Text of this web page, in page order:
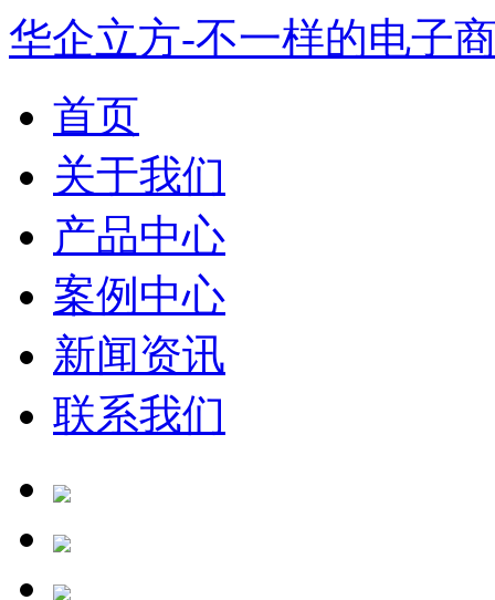
华企立方-不一样的电子
首页
关于我们
产品中心
案例中心
新闻资讯
联系我们